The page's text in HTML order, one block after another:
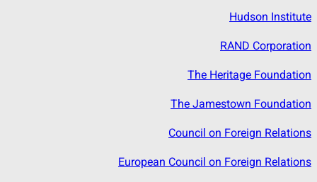
Hudson Institute
RAND Corporation
The Heritage Foundation
The Jamestown Foundation
Council on Foreign Relations
European Council on Foreign Relations